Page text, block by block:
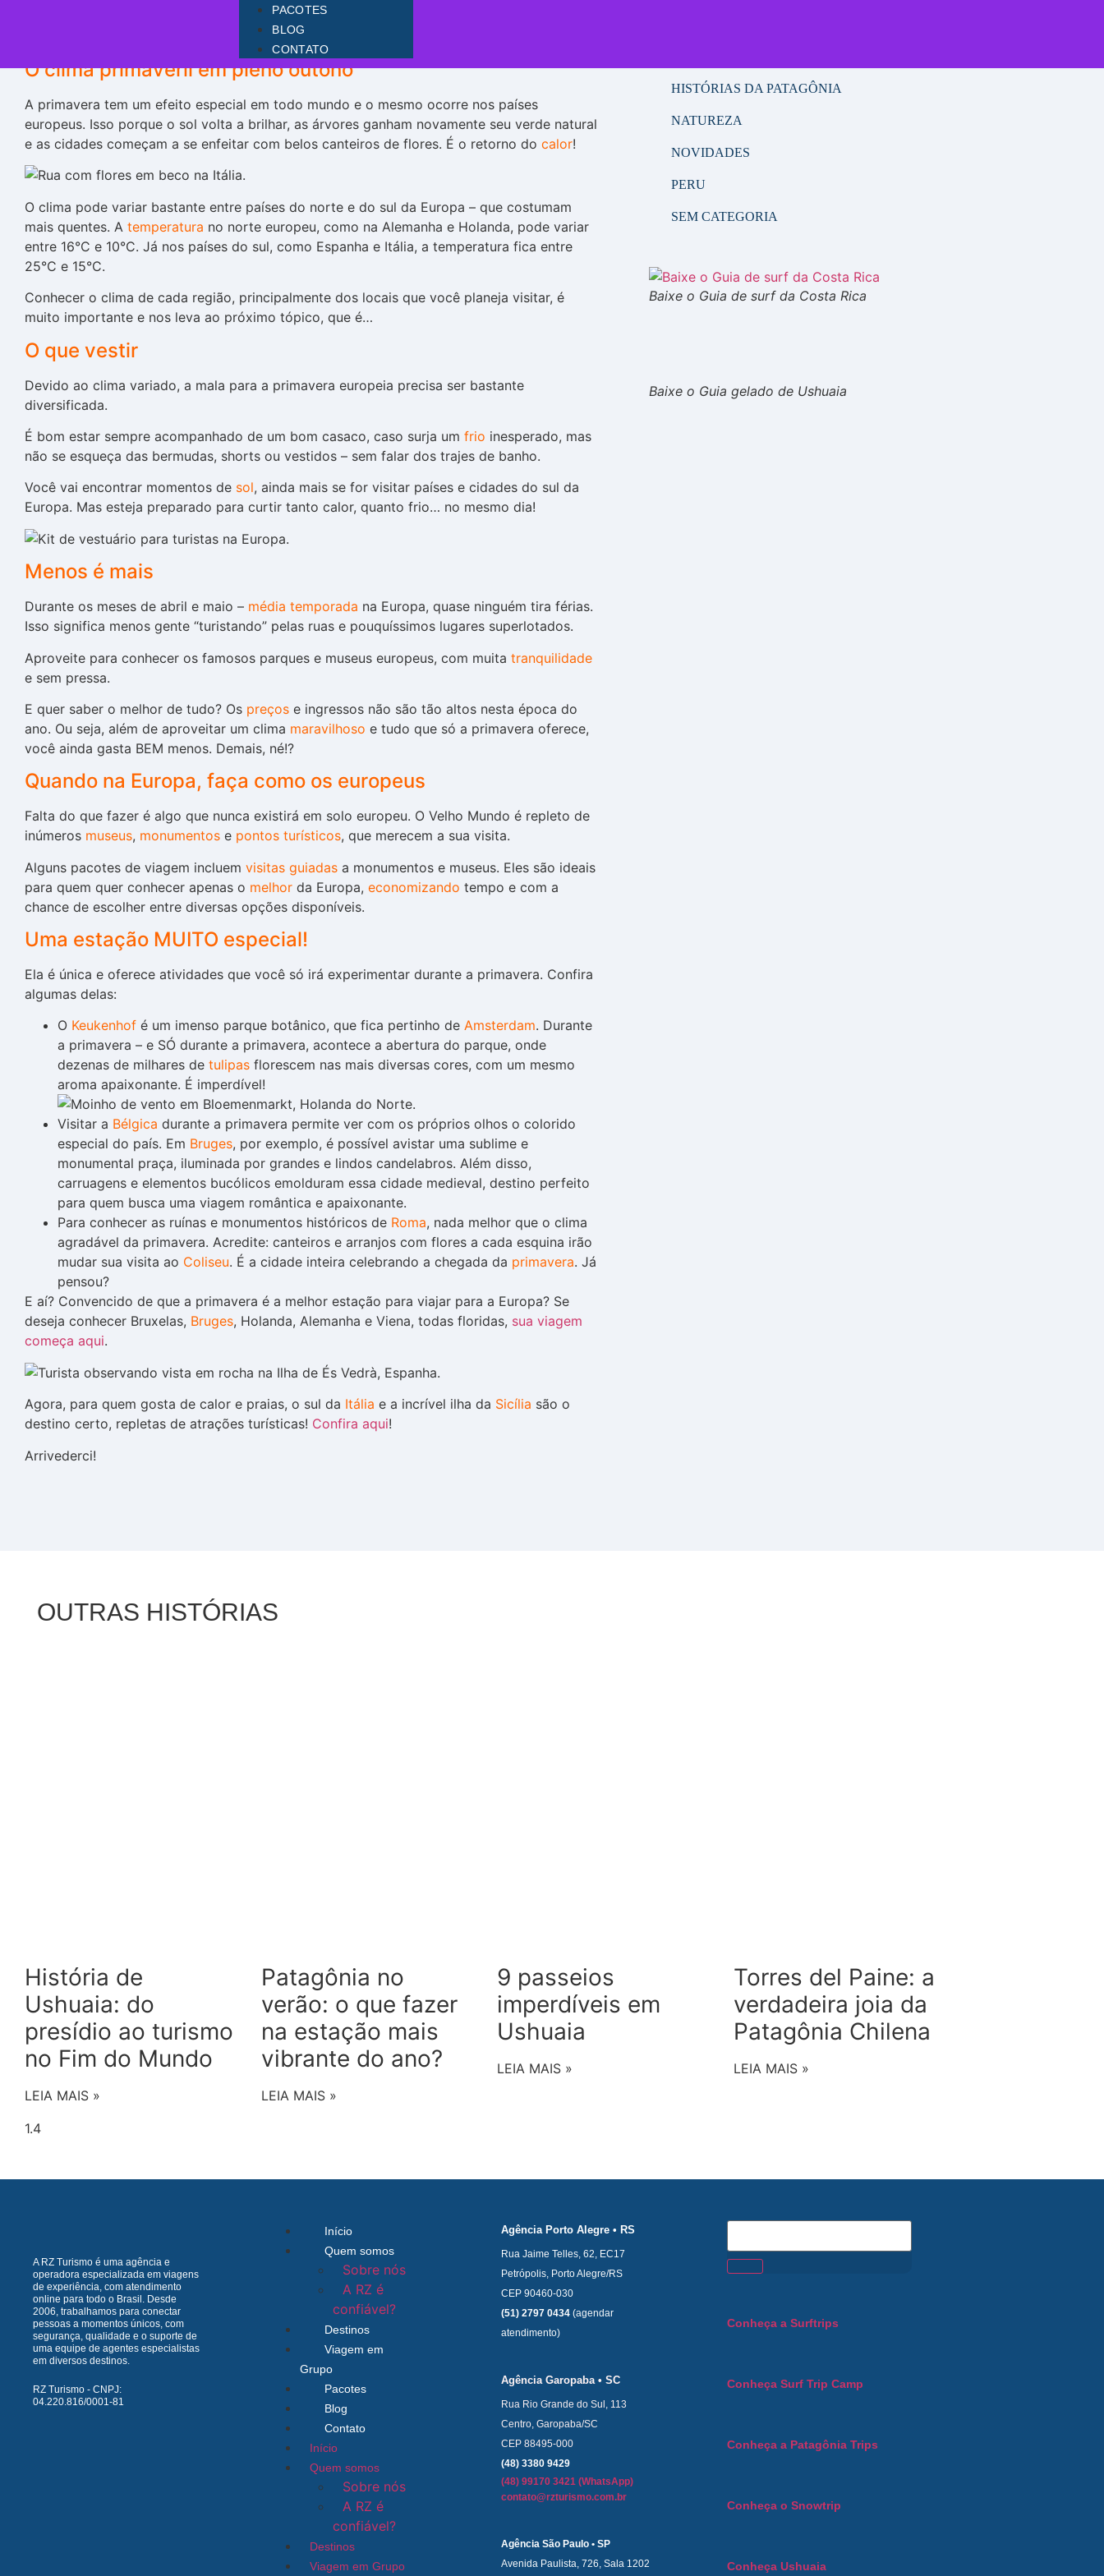
PACOTES
BLOG
CONTATO
que faz destes meses a melhor época para viajar para o
continente europeu. Quer saber por quê? Confira!
O clima primaveril em pleno outono
A primavera tem um efeito especial em todo mundo e o mesmo ocorre nos países
europeus. Isso porque o sol volta a brilhar, as árvores ganham novamente seu verde natural
e as cidades começam a se enfeitar com belos canteiros de flores. É o retorno do calor!
O clima pode variar bastante entre países do norte e do sul da Europa – que costumam
mais quentes. A temperatura no norte europeu, como na Alemanha e Holanda, pode variar
entre 16°C e 10°C. Já nos países do sul, como Espanha e Itália, a temperatura fica entre
25°C e 15°C.
Conhecer o clima de cada região, principalmente dos locais que você planeja visitar, é
muito importante e nos leva ao próximo tópico, que é…
O que vestir
Devido ao clima variado, a mala para a primavera europeia precisa ser bastante
diversificada.
É bom estar sempre acompanhado de um bom casaco, caso surja um frio inesperado, mas
não se esqueça das bermudas, shorts ou vestidos – sem falar dos trajes de banho.
Você vai encontrar momentos de sol, ainda mais se for visitar países e cidades do sul da
Europa. Mas esteja preparado para curtir tanto calor, quanto frio… no mesmo dia!
Menos é mais
Durante os meses de abril e maio – média temporada na Europa, quase ninguém tira férias.
Isso significa menos gente “turistando” pelas ruas e pouquíssimos lugares superlotados.
Aproveite para conhecer os famosos parques e museus europeus, com muita tranquilidade
e sem pressa.
E quer saber o melhor de tudo? Os preços e ingressos não são tão altos nesta época do
ano. Ou seja, além de aproveitar um clima maravilhoso e tudo que só a primavera oferece,
você ainda gasta BEM menos. Demais, né!?
Quando na Europa, faça como os europeus
Falta do que fazer é algo que nunca existirá em solo europeu. O Velho Mundo é repleto de
inúmeros museus, monumentos e pontos turísticos, que merecem a sua visita.
Alguns pacotes de viagem incluem visitas guiadas a monumentos e museus. Eles são ideais
para quem quer conhecer apenas o melhor da Europa, economizando tempo e com a
chance de escolher entre diversas opções disponíveis.
Uma estação MUITO especial!
Ela é única e oferece atividades que você só irá experimentar durante a primavera. Confira
algumas delas:
O Keukenhof é um imenso parque botânico, que fica pertinho de Amsterdam. Durante
a primavera – e SÓ durante a primavera, acontece a abertura do parque, onde
dezenas de milhares de tulipas florescem nas mais diversas cores, com um mesmo
aroma apaixonante. É imperdível!
Visitar a Bélgica durante a primavera permite ver com os próprios olhos o colorido
especial do país. Em Bruges, por exemplo, é possível avistar uma sublime e
monumental praça, iluminada por grandes e lindos candelabros. Além disso,
carruagens e elementos bucólicos emolduram essa cidade medieval, destino perfeito
para quem busca uma viagem romântica e apaixonante.
Para conhecer as ruínas e monumentos históricos de Roma, nada melhor que o clima
agradável da primavera. Acredite: canteiros e arranjos com flores a cada esquina irão
mudar sua visita ao Coliseu. É a cidade inteira celebrando a chegada da primavera. Já
pensou?
E aí? Convencido de que a primavera é a melhor estação para viajar para a Europa? Se
deseja conhecer Bruxelas, Bruges, Holanda, Alemanha e Viena, todas floridas, sua viagem
começa aqui.
Agora, para quem gosta de calor e praias, o sul da Itália e a incrível ilha da Sicília são o
destino certo, repletas de atrações turísticas! Confira aqui!
Arrivederci!
HISTÓRIAS DA PATAGÔNIA
NATUREZA
NOVIDADES
PERU
SEM CATEGORIA
Baixe o Guia de surf da Costa Rica
Baixe o Guia gelado de Ushuaia
OUTRAS HISTÓRIAS
História de
Ushuaia: do
presídio ao turismo
no Fim do Mundo
LEIA MAIS »
Patagônia no
verão: o que fazer
na estação mais
vibrante do ano?
LEIA MAIS »
9 passeios
imperdíveis em
Ushuaia
LEIA MAIS »
Torres del Paine: a
verdadeira joia da
Patagônia Chilena
LEIA MAIS »
A RZ Turismo é uma agência e
operadora especializada em viagens
de experiência, com atendimento
online para todo o Brasil. Desde
2006, trabalhamos para conectar
pessoas a momentos únicos, com
segurança, qualidade e o suporte de
uma equipe de agentes especialistas
em diversos destinos.
RZ Turismo - CNPJ:
04.220.816/0001-81
Início
Quem somos
Sobre nós
A RZ é
confiável?
Destinos
Viagem em
Grupo
Pacotes
Blog
Contato
Início
Quem somos
Sobre nós
A RZ é
confiável?
Destinos
Viagem em Grupo
Agência Porto Alegre • RS
Rua Jaime Telles, 62, EC17
Petrópolis, Porto Alegre/RS
CEP 90460-030
(51) 2797 0434 (agendar
atendimento)
Agência Garopaba • SC
Rua Rio Grande do Sul, 113
Centro, Garopaba/SC
CEP 88495-000
(48) 3380 9429
(48) 99170 3421 (WhatsApp)
contato@rzturismo.com.br
Agência São Paulo • SP
Avenida Paulista, 726, Sala 1202
Conheça a Surftrips
Conheça Surf Trip Camp
Conheça a Patagônia Trips
Conheça o Snowtrip
Conheça Ushuaia